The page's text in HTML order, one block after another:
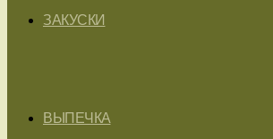
ЗАКУСКИ
ВЫПЕЧКА